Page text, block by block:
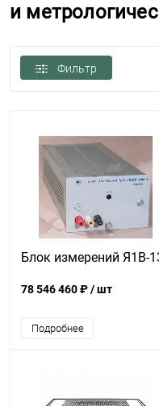
и
Фильтр
Блок измерений Я1В-
78 546 460 ₽/ шт
Подробнее